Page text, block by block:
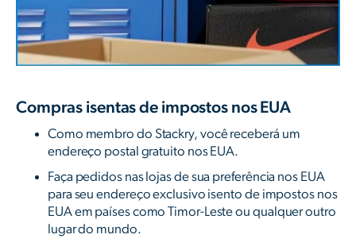
Compras isentas de impostos nos EUA
Como membro do Stackry, você receberá um
endereço postal gratuito nos EUA.
Faça pedidos nas lojas de sua preferência nos EUA
para seu endereço exclusivo isento de impostos nos
EUA em países como Timor-Leste ou qualquer outro
lugar do mundo.